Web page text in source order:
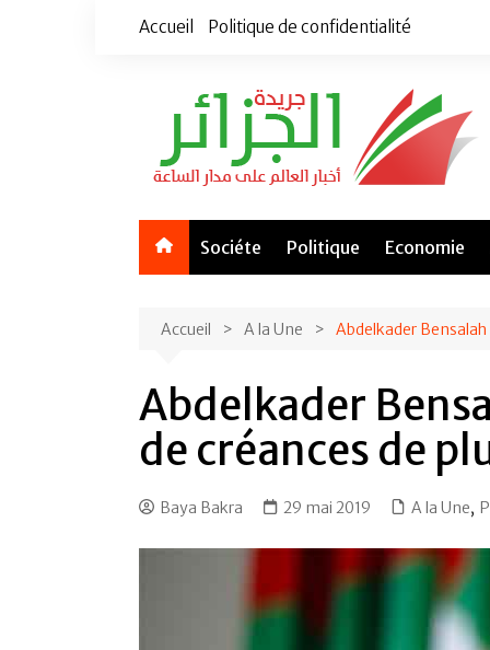
Accueil Politique de confidentialité
Sociéte Politique Economie
Accueil A la Une Abdelkader
Abdelkader
de créances de
Baya Bakra 29 mai 2019 A la Une,